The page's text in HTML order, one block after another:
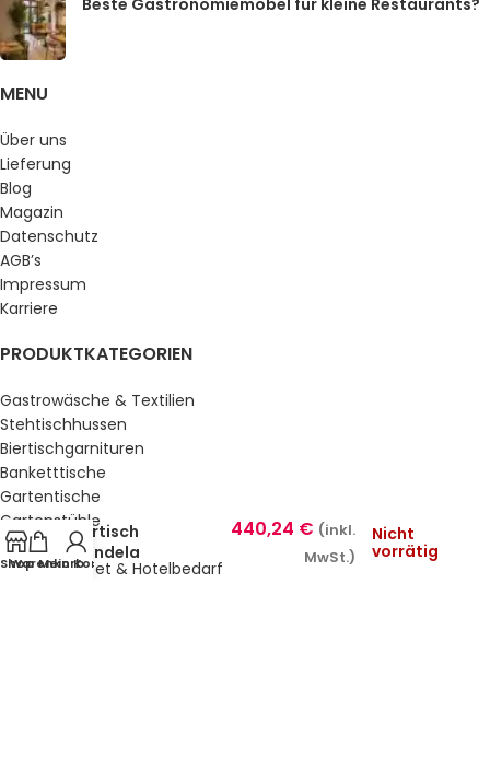
MENU
Über uns
Lieferung
Blog
Magazin
Datenschutz
AGB’s
Impressum
Karriere
PRODUKTKATEGORIEN
Gastrowäsche & Textilien
Stehtischhussen
Biertischgarnituren
Banketttische
Gartentische
Gartenstühle
Küche & Bar
Service, Buffet & Hotelbedarf
Shop
Warenkorb
Mein Konto
Bartisch
Candela
440,24 € (inkl.
MwSt.)
Nicht
vorrätig